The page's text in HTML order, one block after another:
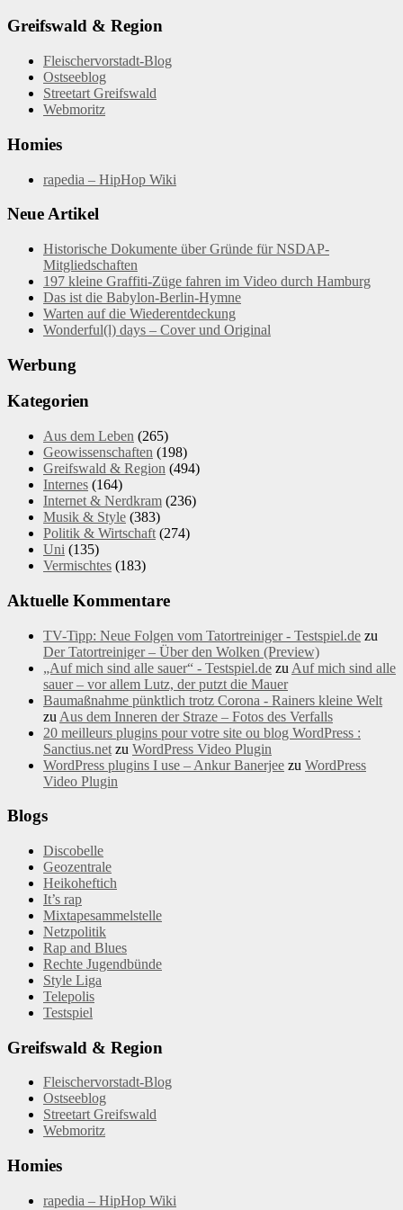
Greifswald & Region
Fleischervorstadt-Blog
Ostseeblog
Streetart Greifswald
Webmoritz
Homies
rapedia – HipHop Wiki
Neue Artikel
Historische Dokumente über Gründe für NSDAP-
Mitgliedschaften
197 kleine Graffiti-Züge fahren im Video durch Hamburg
Das ist die Babylon-Berlin-Hymne
Warten auf die Wiederentdeckung
Wonderful(l) days – Cover und Original
Werbung
Kategorien
Aus dem Leben (265)
Geowissenschaften (198)
Greifswald & Region (494)
Internes (164)
Internet & Nerdkram (236)
Musik & Style (383)
Politik & Wirtschaft (274)
Uni (135)
Vermischtes (183)
Aktuelle Kommentare
TV-Tipp: Neue Folgen vom Tatortreiniger - Testspiel.de zu
Der Tatortreiniger – Über den Wolken (Preview)
„Auf mich sind alle sauer“ - Testspiel.de zu Auf mich sind alle
sauer – vor allem Lutz, der putzt die Mauer
Baumaßnahme pünktlich trotz Corona - Rainers kleine Welt
zu Aus dem Inneren der Straze – Fotos des Verfalls
20 meilleurs plugins pour votre site ou blog WordPress :
Sanctius.net zu WordPress Video Plugin
WordPress plugins I use – Ankur Banerjee zu WordPress
Video Plugin
Blogs
Discobelle
Geozentrale
Heikoheftich
It’s rap
Mixtapesammelstelle
Netzpolitik
Rap and Blues
Rechte Jugendbünde
Style Liga
Telepolis
Testspiel
Greifswald & Region
Fleischervorstadt-Blog
Ostseeblog
Streetart Greifswald
Webmoritz
Homies
rapedia – HipHop Wiki